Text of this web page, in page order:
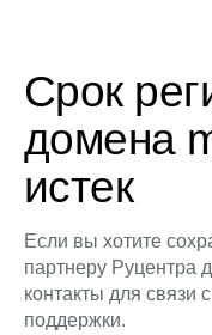
Срок
домена
истек
Если вы хотите
партнеру Руцентра
контакты для связи
поддержки.